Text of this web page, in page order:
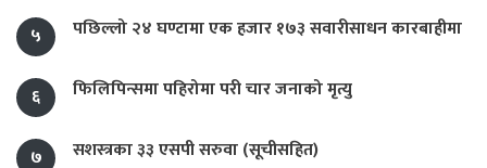
५
पछिल्लो २४ घण्टामा एक हजार १७३ सवारीसाधन कारबाहीमा
६ फिलिपिन्समा पहिरोमा परी चार जनाको मृत्यु
७ सशस्त्रका ३३ एसपी सरुवा (सूचीसहित)